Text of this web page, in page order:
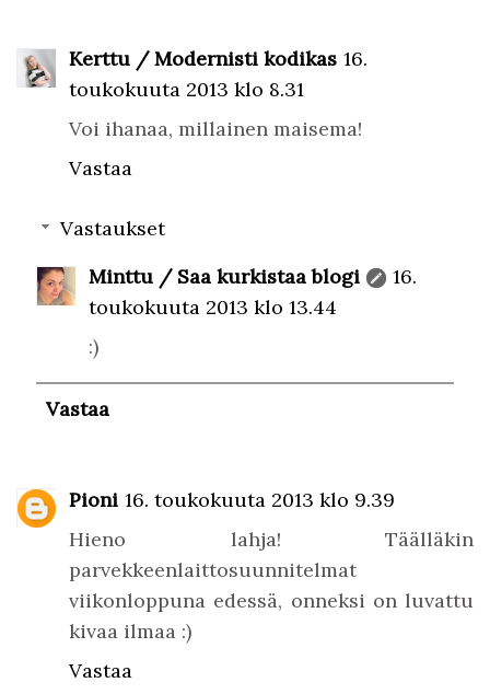
Kerttu / Modernisti kodikas 16.
toukokuuta 2013 klo 8.31
Voi ihanaa, millainen maisema!
Vastaa
Vastaukset
Minttu / Saa kurkistaa blogi
16.
toukokuuta 2013 klo 13.44
:)
Vastaa
Pioni 16. toukokuuta 2013 klo 9.39
Hieno lahja! Täälläkin
parvekkeenlaittosuunnitelmat
viikonloppuna edessä, onneksi on luvattu
kivaa ilmaa :)
Vastaa